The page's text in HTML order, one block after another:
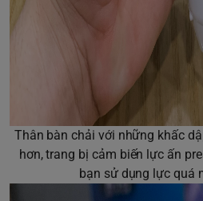
Thân bàn chải với những khấc
hơn, trang bị cảm biến lực ấn
bạn sử dụng lực quá